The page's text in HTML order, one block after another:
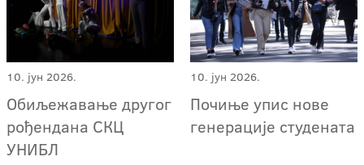
10. јун 2026.
Обиљежавање другог
рођендана СКЦ
УНИБЛ
10. јун 2026.
Почиње упис нове
генерације студената